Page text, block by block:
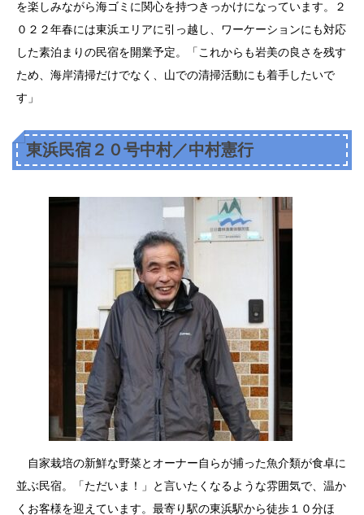
を楽しみながら海ゴミに関心を持つきっかけになっています。２
０２２年春には東浜エリアに引っ越し、ワーケーションにも対応
した素泊まりの民宿を開業予定。「これからも岩美の良さを残す
ため、海岸清掃だけでなく、山での清掃活動にも着手したいで
す」
東浜民宿２０号中村／中村憲行
自家栽培の新鮮な野菜とオーナー自らが捕った魚介類が食卓に
並ぶ民宿。「ただいま！」と言いたくなるような雰囲気で、温か
くお客様を迎えています。最寄り駅の東浜駅から徒歩１０分ほ